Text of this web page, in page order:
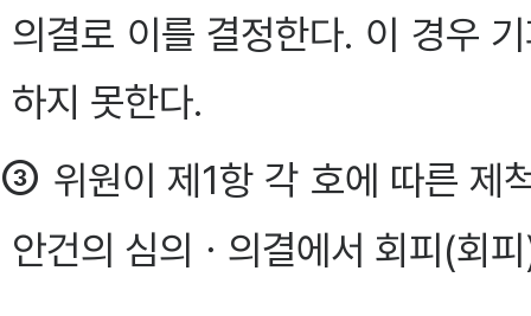
의결로 이를 결정한다. 이 경우
하지 못한다.
③ 위원이 제1항 각 호에 따른 제
안건의 심의ㆍ의결에서 회피(회